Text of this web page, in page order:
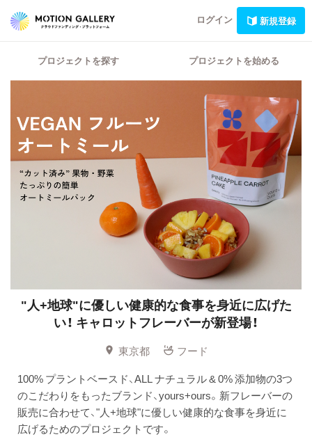
ログイン 新規登録
プロジェクトを探す プロジェクトを始める
"人+地球"に優しい健康的な食事を身近に広げた
い！ キャロットフレーバーが新登場！
東京都
フード
100% プラントベースド、ALL ナチュラル & 0% 添加物の3つ
のこだわりをもったブランド、yours+ours。新フレーバーの
販売に合わせて、"人+地球"に優しい健康的な食事を身近に
広げるためのプロジェクトです。